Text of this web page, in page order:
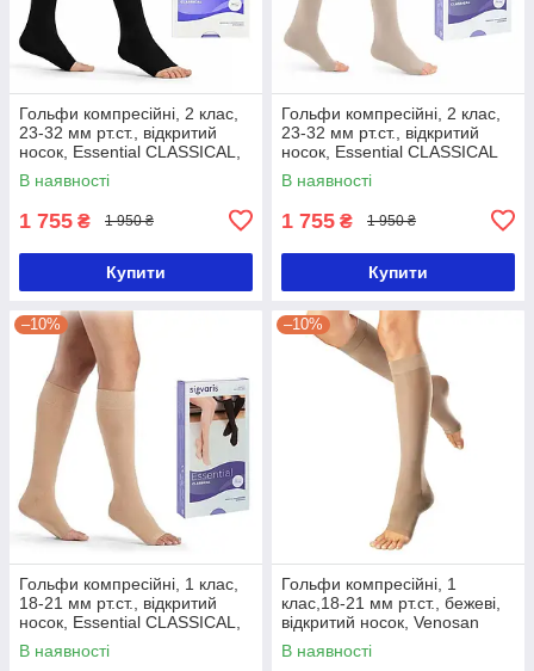
Гольфи компресійні, 2 клас,
23-32 мм рт.ст., відкритий
носок, Essential CLASSICAL,
чорні, Sigvaris
В наявності
1 755 ₴ 1 950 ₴
Купити
Гольфи компресійні, 2 клас,
23-32 мм рт.ст., відкритий
носок, Essential CLASSICAL
Plus, бежеві, Sigvaris
В наявності
1 755 ₴ 1 950 ₴
Купити
–10%
Гольфи компресійні, 1 клас,
18-21 мм рт.ст., відкритий
носок, Essential CLASSICAL,
Sigvaris-1-Удлиненная-
Стандартная
В наявності
–10%
Гольфи компресійні, 1
клас,18-21 мм рт.ст., бежеві,
відкритий носок, Venosan
4001 AD-2-Удлиненная
В наявності